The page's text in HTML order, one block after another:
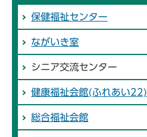
保健福祉センター
ながいき室
シニア交流センター
健康福祉会館(ふれあい22)
総合福祉会館